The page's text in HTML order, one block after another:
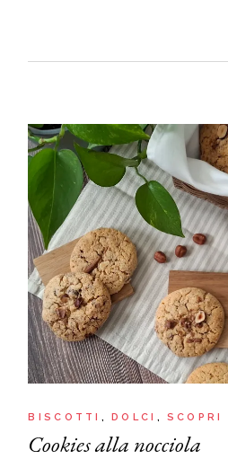
BISCOTTI DOLCI SCOPRI
Cookies alla nocciola